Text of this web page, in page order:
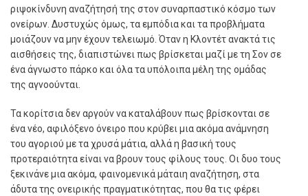
ριψοκίνδυνη αναζήτησή της στον συναρπαστικό κόσµο των
ονείρων. Δυστυχώς όµως, τα εµπόδια και τα προβλήµατα
µοιάζουν να µην έχουν τελειωµό. Όταν η Κλοντέτ ανακτά τις
αισθήσεις της, διαπιστώνει πως βρίσκεται µαζί µε τη Σον σε
ένα άγνωστο πάρκο και όλα τα υπόλοιπα µέλη της οµάδας
της αγνοούνται.
Τα κορίτσια δεν αργούν να καταλάβουν πως βρίσκονται σε
ένα νέο, αφιλόξενο όνειρο που κρύβει µια ακόµα ανάµνηση
του αγοριού µε τα χρυσά µάτια, αλλά η βασική τους
προτεραιότητα είναι να βρουν τους φίλους τους. Οι δυο τους
ξεκινάνε µια ακόµα, φαινοµενικά µάταιη αναζήτηση, στα
άδυτα της ονειρικής πραγµατικότητας, που θα τις φέρει